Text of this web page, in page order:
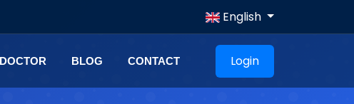
English
DOCTOR BLOG CONTACT Login